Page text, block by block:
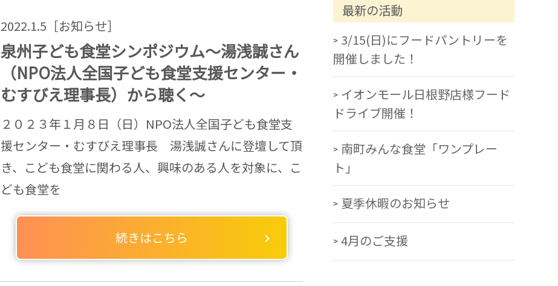
2022.1.5［お知らせ］
泉州子ども食堂シンポジウム～湯浅誠さん
（NPO法人全国子ども食堂支援センター・
むすびえ理事長）から聴く～
２０２３年１月８日（日）NPO法人全国子ども食堂支
援センター・むすびえ理事長 湯浅誠さんに登壇して頂
き、こども食堂に関わる人、興味のある人を対象に、こ
ども食堂を
続きはこちら
最新の活動
3/15(日)にフードパントリーを
開催しました！
イオンモール日根野店様フード
ドライブ開催！
南町みんな食堂「ワンプレー
ト」
夏季休暇のお知らせ
4月のご支援